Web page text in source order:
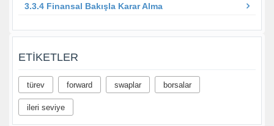
3.3.4 Finansal Bakışla Karar Alma
ETIKETLER
türev forward swaplar borsalar
ileri seviye